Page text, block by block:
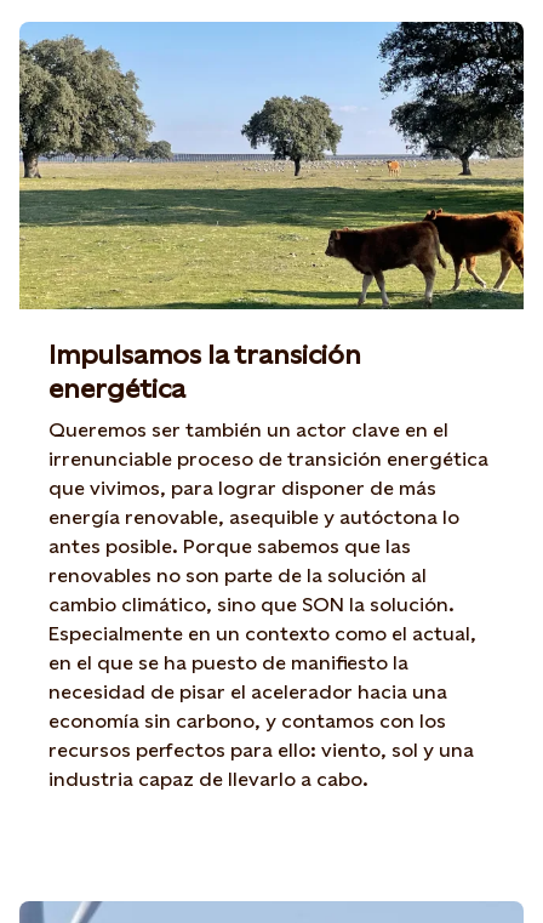
Impulsamos la transición
energética
Queremos ser también un actor clave en el
irrenunciable proceso de transición energética
que vivimos, para lograr disponer de más
energía renovable, asequible y autóctona lo
antes posible. Porque sabemos que las
renovables no son parte de la solución al
cambio climático, sino que SON la solución.
Especialmente en un contexto como el actual,
en el que se ha puesto de manifiesto la
necesidad de pisar el acelerador hacia una
economía sin carbono, y contamos con los
recursos perfectos para ello: viento, sol y una
industria capaz de llevarlo a cabo.